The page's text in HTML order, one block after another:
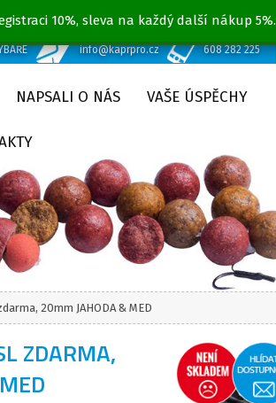
10%, sleva na každý další nákup 5%.
info@kaprpro.cz 608 282 225
NAPSALI O NÁS VAŠE ÚSPĚCHY
20mm JAHODA & MED
ZDARMA,